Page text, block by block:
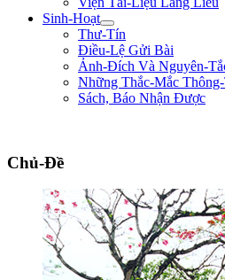
Sinh-Hoạt
Thư-Tín
Điều-Lệ Gửi Bài
Ảnh-Đích Và Nguyên-
Những Thắc-Mắc
Sách, Báo Nhận Được
Chủ-Đề